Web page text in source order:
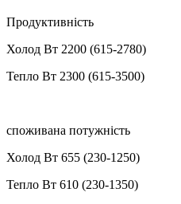
Продуктивність
Холод Вт 2200 (615-2780)
Тепло Вт 2300 (615-3500)
споживана потужність
Холод Вт 655 (230-1250)
Тепло Вт 610 (230-1350)